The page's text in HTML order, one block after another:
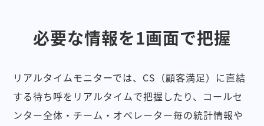
必要な情報を1画面で把握
リアルタイムモニターでは、CS（顧客満足）に直結
する待ち呼をリアルタイムで把握したり、コールセ
ンター全体・チーム・オペレーター毎の統計情報や